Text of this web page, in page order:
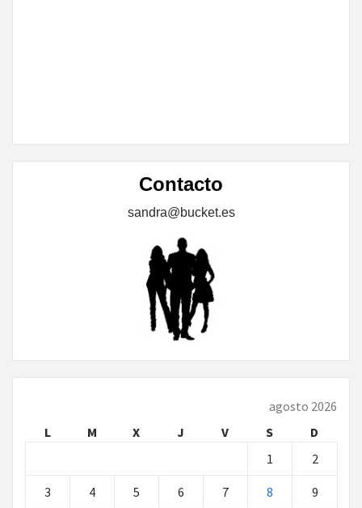
Contacto
sandra@bucket.es
agosto 2026
L
M X J V S
D
1
2
3 4 5 6 7 8 9